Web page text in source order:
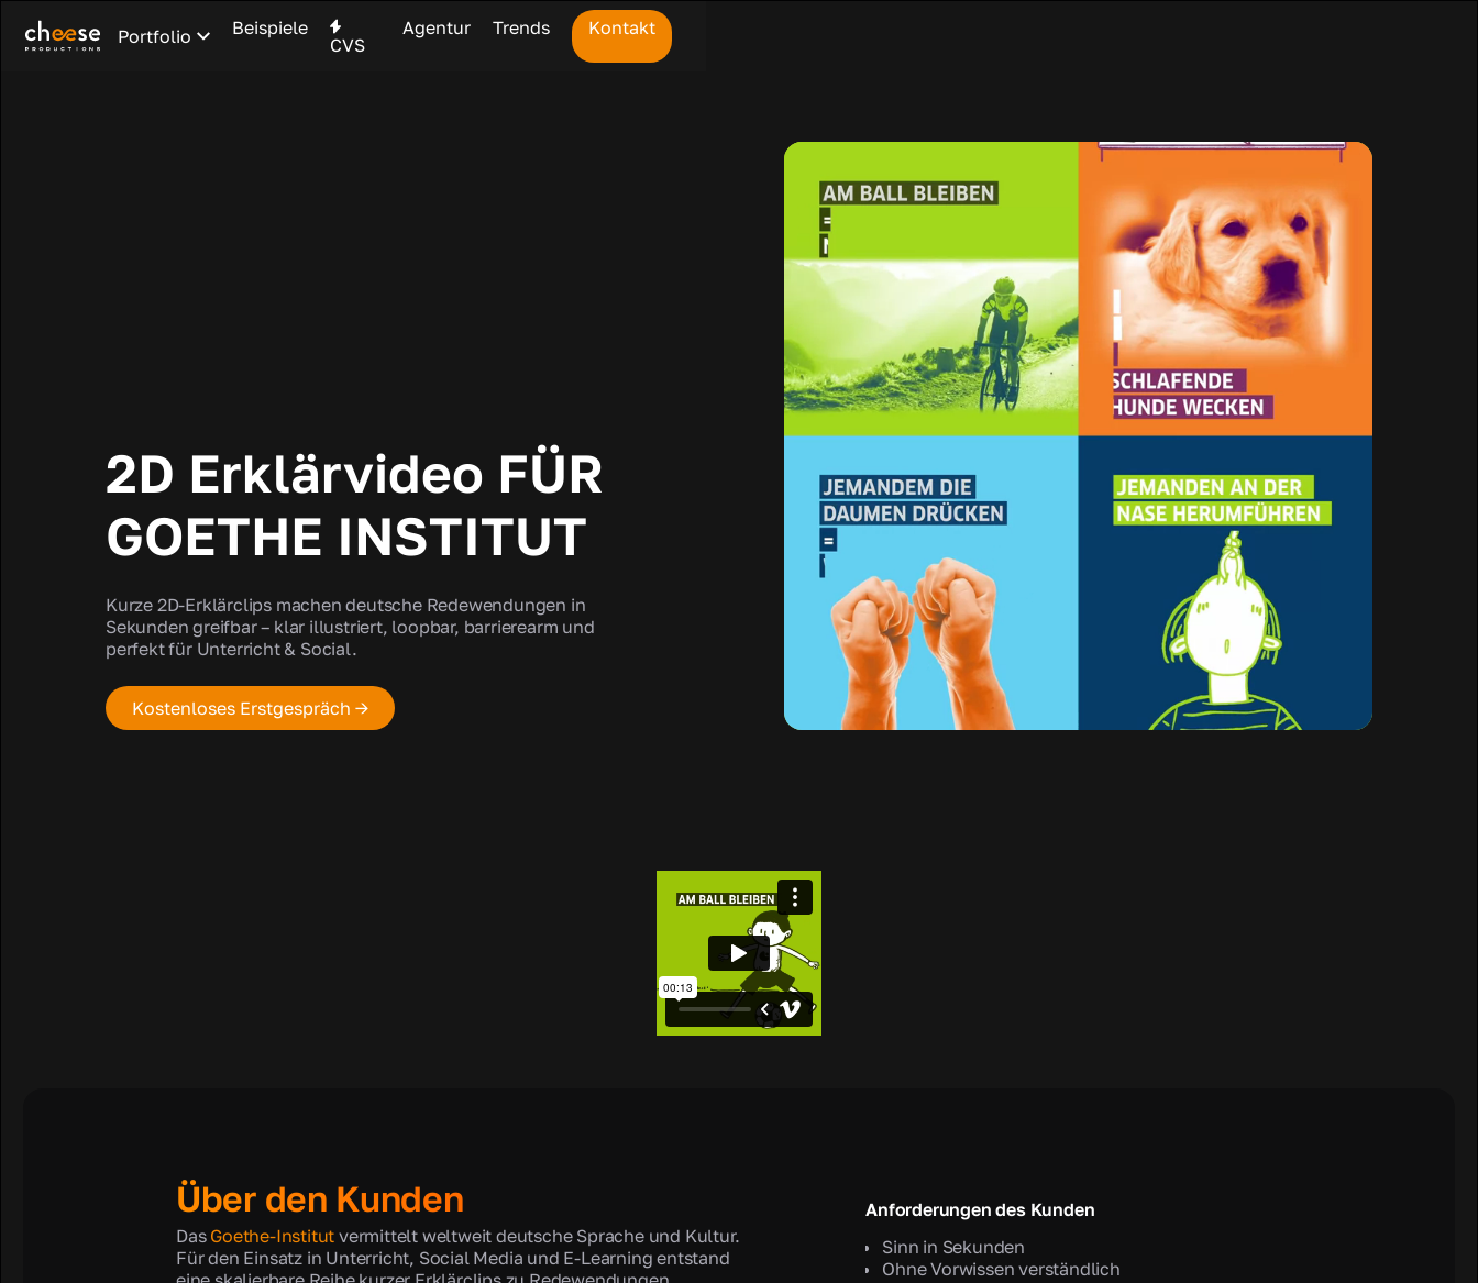
Portfolio
Beispiele
CVS
Agentur Trends Kontakt
2D Erklärvideo FÜR
GOETHE INSTITUT
Kurze 2D-Erklärclips machen deutsche Redewendungen in
Sekunden greifbar – klar illustriert, loopbar, barrierearm und
perfekt für Unterricht & Social.
Kostenloses Erstgespräch →
Über den Kunden
Das Goethe-Institut vermittelt weltweit deutsche Sprache und Kultur.
Für den Einsatz in Unterricht, Social Media und E-Learning entstand
Anforderungen des Kunden
Sinn in Sekunden
Ohne Vorwissen verständlich